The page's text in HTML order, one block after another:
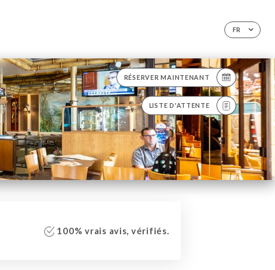
FR
RÉSERVER MAINTENANT
LISTE D'ATTENTE
100% vrais avis, vérifiés.